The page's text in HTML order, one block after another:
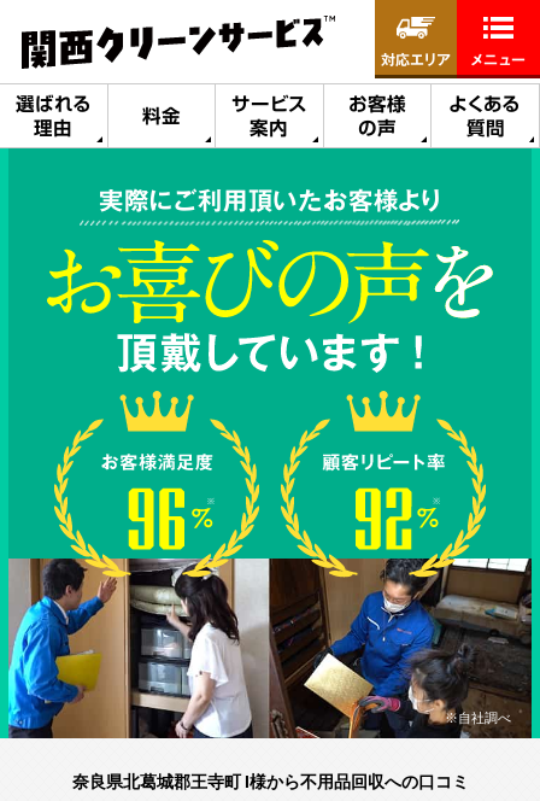
選ばれる
理由
料金
サービス
案内
お客様
の声
よくある
質問
対応エリア メニュー
実際にご利用頂いたお客様より
※自社調べ
奈良県北葛城郡王寺町 I様から不用品回収への口コミ